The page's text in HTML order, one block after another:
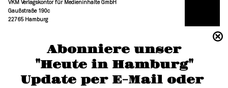
Abonniere unser
"Heute in Hamburg"
Update per E-Mail oder
VKM Verlagskontor für Medieninhalte GmbH
Gaußstraße 190c
22765 Hamburg
moc.grubmah-enezs@ofni